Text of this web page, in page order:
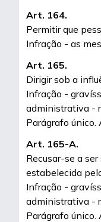
Art. 164.
Permitir que
Infração - as
Art. 165.
Dirigir sob a
Infração -
administrativa -
Parágrafo
Art. 165-A.
Recusar-se a
estabelecida
Infração -
administrativa -
Parágrafo